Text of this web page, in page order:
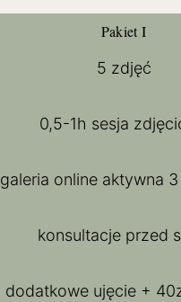
Pakiet I
5 zdjęć
0,5-1h sesja
galeria online aktywna
konsultacje przed
dodatkowe ujęcie +